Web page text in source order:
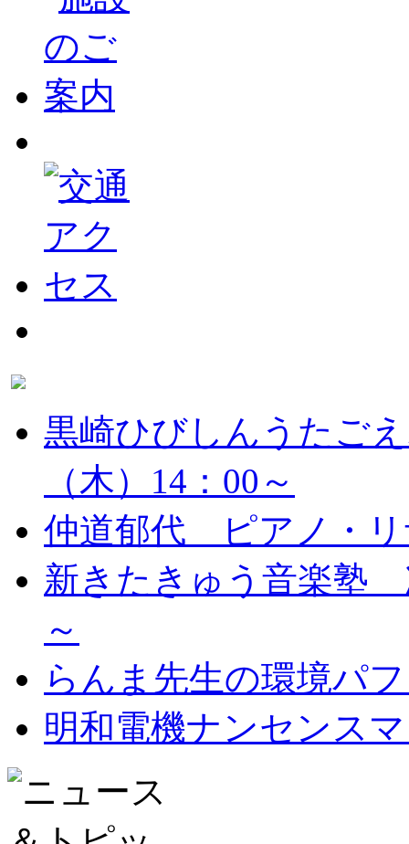
黒崎ひびしんうたご
（木）14：00～
仲道郁代 ピアノ・リ
新きたきゅう音楽塾
～
らんま先生の環境パ
明和電機ナンセンス